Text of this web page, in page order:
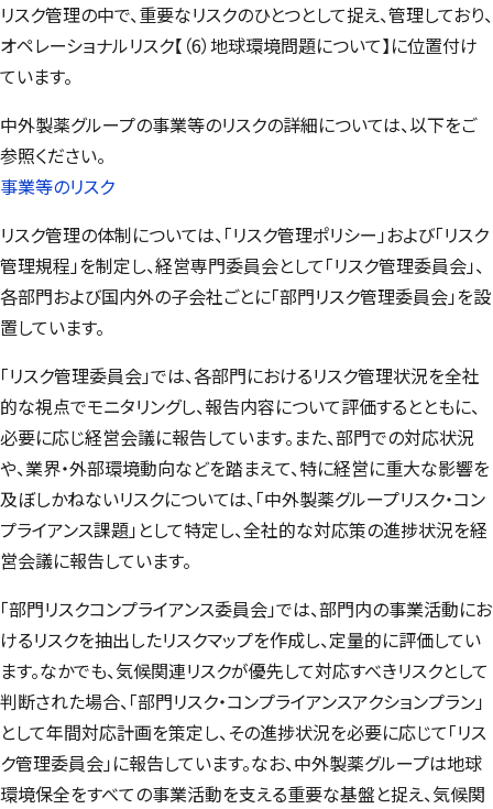
リスク管理の中で、重要なリスクのひとつとして捉え、管理しており、
オペレーショナルリスク【（6）地球環境問題について】に位置付け
ています。
中外製薬グループの事業等のリスクの詳細については、以下をご
参照ください。
事業等のリスク
リスク管理の体制については、「リスク管理ポリシー」および「リスク
管理規程」を制定し、経営専門委員会として「リスク管理委員会」、
各部門および国内外の子会社ごとに「部門リスク管理委員会」を設
置しています。
「リスク管理委員会」では、各部門におけるリスク管理状況を全社
的な視点でモニタリングし、報告内容について評価するとともに、
必要に応じ経営会議に報告しています。また、部門での対応状況
や、業界・外部環境動向などを踏まえて、特に経営に重大な影響を
及ぼしかねないリスクについては、「中外製薬グループリスク・コン
プライアンス課題」として特定し、全社的な対応策の進捗状況を経
営会議に報告しています。
「部門リスクコンプライアンス委員会」では、部門内の事業活動にお
けるリスクを抽出したリスクマップを作成し、定量的に評価してい
ます。なかでも、気候関連リスクが優先して対応すべきリスクとして
判断された場合、「部門リスク・コンプライアンスアクションプラン」
として年間対応計画を策定し、その進捗状況を必要に応じて「リス
ク管理委員会」に報告しています。なお、中外製薬グループは地球
環境保全をすべての事業活動を支える重要な基盤と捉え、気候関